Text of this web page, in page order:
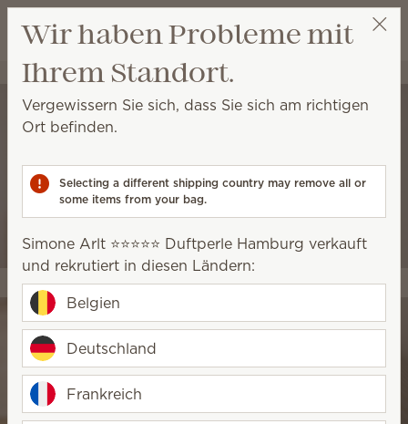
Wunschliste
Warenkorb
Simone Arlt ⭐️⭐️⭐️⭐️⭐️ Duftperle Hamburg
Raumdiffuser und Öle kaufen
Wir haben Probleme mit
Ihrem Standort.
Vergewissern Sie sich, dass Sie sich am richtigen
Ort befinden.
Selecting a different shipping country may remove all or
some items from your bag.
Simone Arlt ⭐️⭐️⭐️⭐️⭐️ Duftperle Hamburg verkauft
und rekrutiert in diesen Ländern:
Belgien
Deutschland
Frankreich